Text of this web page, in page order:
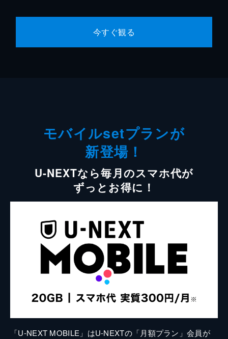
今すぐ観る
モバイルsetプランが
新登場！
U-NEXTなら毎月のスマホ代が
ずっとお得に！
「U-NEXT MOBILE」はU-NEXTの「月額プラン」会員が